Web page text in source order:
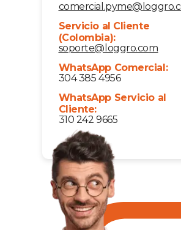
Servicio al Cliente
(Colombia):
soporte@loggro.com
WhatsApp Comercial:
304 385 4956
WhatsApp Servicio al
Cliente:
310 242 9665